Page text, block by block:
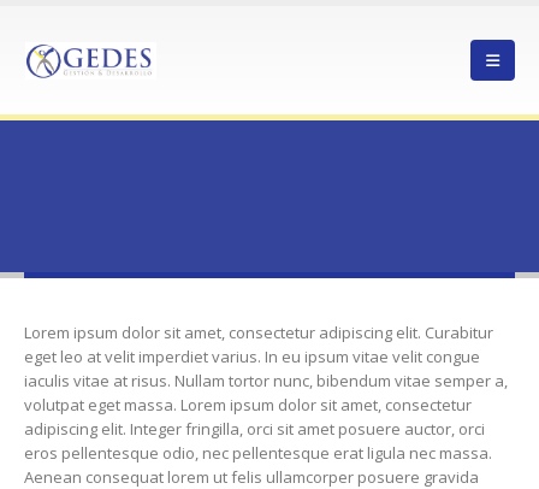
Lorem ipsum dolor sit amet, consectetur adipiscing elit. Curabitur
eget leo at velit imperdiet varius. In eu ipsum vitae velit congue
iaculis vitae at risus. Nullam tortor nunc, bibendum vitae semper a,
volutpat eget massa. Lorem ipsum dolor sit amet, consectetur
adipiscing elit. Integer fringilla, orci sit amet posuere auctor, orci
eros pellentesque odio, nec pellentesque erat ligula nec massa.
Aenean consequat lorem ut felis ullamcorper posuere gravida